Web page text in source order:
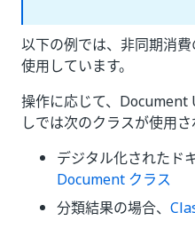
以下の例では、非同期消
使用しています。
操作に応じて、
しでは次のクラスが使用さ
デジタル化されたド
Document クラス
分類結果の場合、